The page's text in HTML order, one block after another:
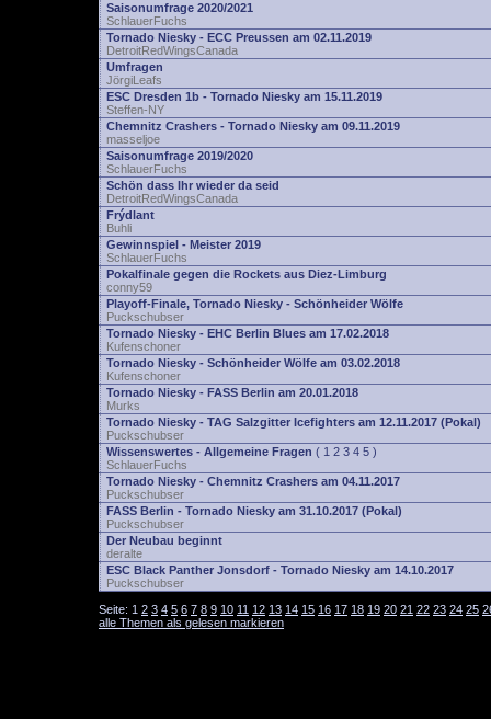
Saisonumfrage 2020/2021
SchlauerFuchs
Tornado Niesky - ECC Preussen am 02.11.2019
DetroitRedWingsCanada
Umfragen
JörgiLeafs
ESC Dresden 1b - Tornado Niesky am 15.11.2019
Steffen-NY
Chemnitz Crashers - Tornado Niesky am 09.11.2019
masseljoe
Saisonumfrage 2019/2020
SchlauerFuchs
Schön dass Ihr wieder da seid
DetroitRedWingsCanada
Frýdlant
Buhli
Gewinnspiel - Meister 2019
SchlauerFuchs
Pokalfinale gegen die Rockets aus Diez-Limburg
conny59
Playoff-Finale, Tornado Niesky - Schönheider Wölfe
Puckschubser
Tornado Niesky - EHC Berlin Blues am 17.02.2018
Kufenschoner
Tornado Niesky - Schönheider Wölfe am 03.02.2018
Kufenschoner
Tornado Niesky - FASS Berlin am 20.01.2018
Murks
Tornado Niesky - TAG Salzgitter Icefighters am 12.11.2017 (Pokal)
Puckschubser
Wissenswertes - Allgemeine Fragen ( 1 2 3 4 5 )
SchlauerFuchs
Tornado Niesky - Chemnitz Crashers am 04.11.2017
Puckschubser
FASS Berlin - Tornado Niesky am 31.10.2017 (Pokal)
Puckschubser
Der Neubau beginnt
deralte
ESC Black Panther Jonsdorf - Tornado Niesky am 14.10.2017
Puckschubser
Seite: 1 2 3 4 5 6 7 8 9 10 11 12 13 14 15 16 17 18 19 20 21 22 23 24 25
alle Themen als gelesen markieren